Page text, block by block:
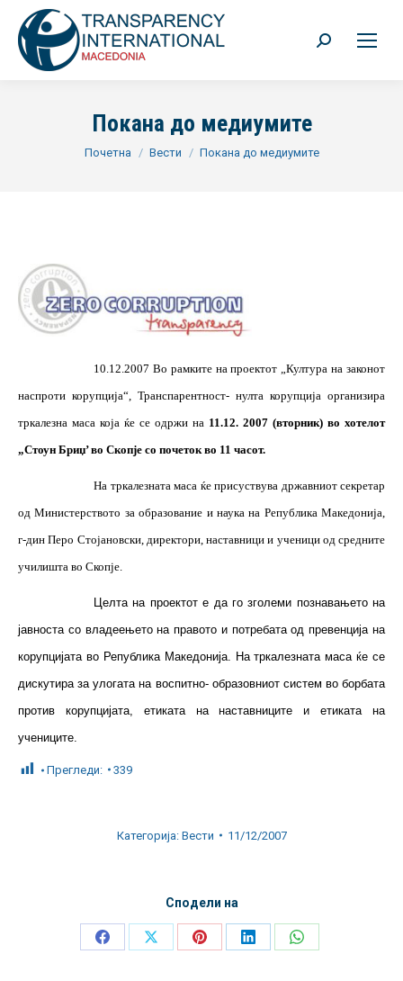
Search:
Покана до медиумите
You are here:
Почетна Вести Покана до медиумите
10.12.2007 Во рамките на проектот „Култура на законот
наспроти корупција“, Транспарентност- нулта корупција организира
тркалезна маса која ќе се одржи на 11.12. 2007 (вторник) во хотелот
„Стоун Бриџ’ во Скопје со почеток во 11 часот.
На тркалезната маса ќе присуствува државниот секретар
од Министерството за образование и наука на Република Македонија,
г-дин Перо Стојановски, директори, наставници и ученици од средните
училишта во Скопје.
Целта на проектот е да го зголеми познавањето на
јавноста со владеењето на правото и потребата од превенција на
корупцијата во Република Македонија. На тркалезната маса ќе се
дискутира за улогата на воспитно- образовниот систем во борбата
против корупцијата, етиката на наставниците и етиката на
учениците.
Прегледи: 339
Категорија: Вести 11/12/2007
Сподели на
Share
Share
Share
Share
Share